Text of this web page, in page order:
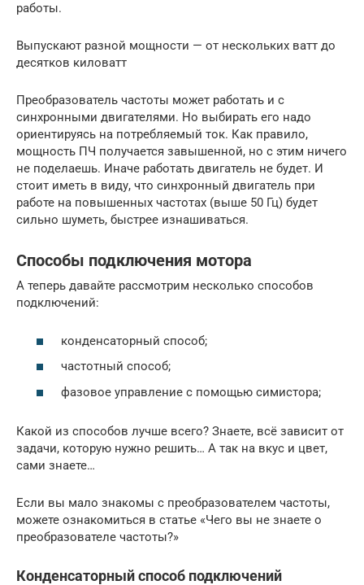
работы.
Выпускают разной мощности — от нескольких ватт до
десятков киловатт
Преобразователь частоты может работать и с
синхронными двигателями. Но выбирать его надо
ориентируясь на потребляемый ток. Как правило,
мощность ПЧ получается завышенной, но с этим ничего
не поделаешь. Иначе работать двигатель не будет. И
стоит иметь в виду, что синхронный двигатель при
работе на повышенных частотах (выше 50 Гц) будет
сильно шуметь, быстрее изнашиваться.
Способы подключения мотора
А теперь давайте рассмотрим несколько способов
подключений:
конденсаторный способ;
частотный способ;
фазовое управление с помощью симистора;
Какой из способов лучше всего? Знаете, всё зависит от
задачи, которую нужно решить… А так на вкус и цвет,
сами знаете…
Если вы мало знакомы с преобразователем частоты,
можете ознакомиться в статье «Чего вы не знаете о
преобразователе частоты?»
Конденсаторный способ подключений